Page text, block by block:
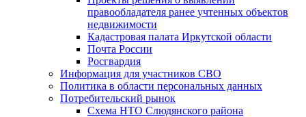
правообладателя ранее учтенных объектов
недвижимости
Кадастровая палата Иркутской области
Почта России
Росгвардия
Информация для участников СВО
Политика в области персональных данных
Потребительский рынок
Схема НТО Слюдянского района